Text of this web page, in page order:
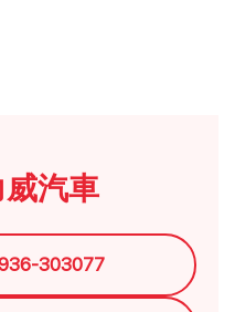
威汽車
303077